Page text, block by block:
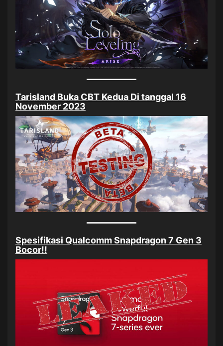
Tarisland Buka CBT Kedua Di tanggal 16
November 2023
Spesifikasi Qualcomm Snapdragon 7 Gen 3
Bocor!!